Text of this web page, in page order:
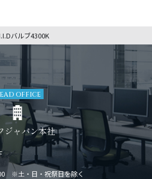
バルブ4300K
OFFICE
ジャパン本社
※土・日・祝祭日を除く